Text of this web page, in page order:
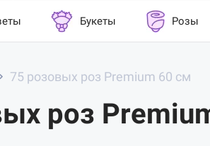
Букеты Розы
75 розовых роз Premium 60 см
роз